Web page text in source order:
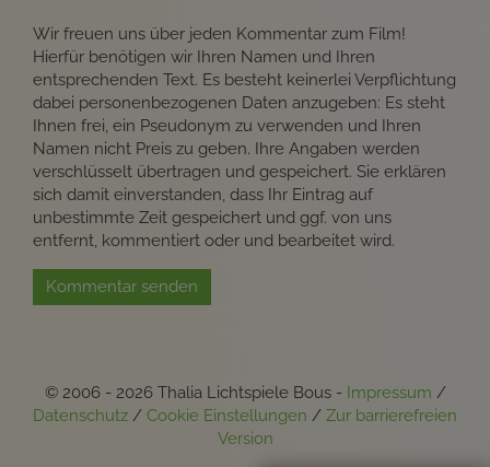
Wir freuen uns über jeden Kommentar zum Film!
Hierfür benötigen wir Ihren Namen und Ihren
entsprechenden Text. Es besteht keinerlei Verpflichtung
dabei personenbezogenen Daten anzugeben: Es steht
Ihnen frei, ein Pseudonym zu verwenden und Ihren
Namen nicht Preis zu geben. Ihre Angaben werden
verschlüsselt übertragen und gespeichert. Sie erklären
sich damit einverstanden, dass Ihr Eintrag auf
unbestimmte Zeit gespeichert und ggf. von uns
entfernt, kommentiert oder und bearbeitet wird.
Kommentar senden
© 2006 - 2026 Thalia Lichtspiele Bous - Impressum /
Datenschutz / Cookie Einstellungen / Zur barrierefreien
Version